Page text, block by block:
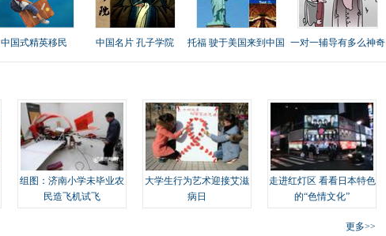
中国式精英移民 中国名片 孔子学院 托福 驶于美国来到中国 一对一辅导有多么神奇
组图：济南小学未毕业农
民造飞机试飞
大学生行为艺术迎接艾滋
病日
走进红灯区 看看日本特色
的“色情文化”
更多>>